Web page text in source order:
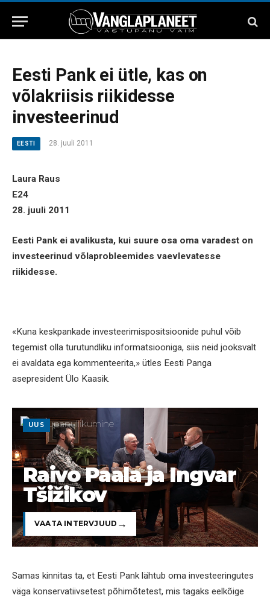
Eesti Pank ei ütle, kas on
võlakriisis riikidesse
investeerinud
EESTI 28. juuli 2011
Laura Raus
E24
28. juuli 2011
Eesti Pank ei avalikusta, kui suure osa oma varadest on
investeerinud võlaprobleemides vaevlevatesse
riikidesse.
«Kuna keskpankade investeerimispositsioonide puhul võib
tegemist olla turutundliku informatsiooniga, siis neid jooksvalt
ei avaldata ega kommenteerita,» ütles Eesti Panga
asepresident Ülo Kaasik.
UUS
Raivo Paala ja Ingvar
Tšižikov
VAATA INTERVJUUD
Samas kinnitas ta, et Eesti Pank lähtub oma investeeringutes
väga konservatiivsetest põhimõtetest, mis tagaks eelkõige